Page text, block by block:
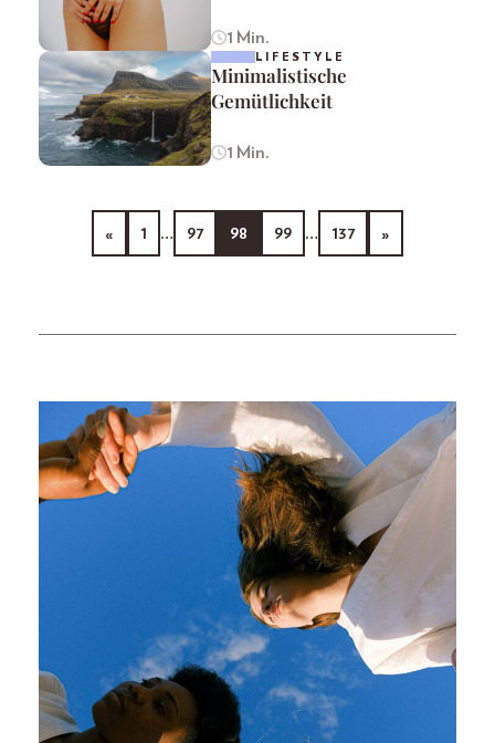
1 Min.
LIFESTYLE
Minimalistische
Gemütlichkeit
1 Min.
« 1 … 97 98 99 … 137 »